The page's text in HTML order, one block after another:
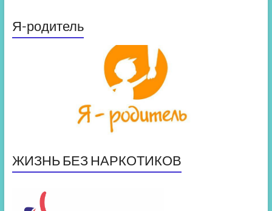
Я-родитель
ЖИЗНЬ БЕЗ НАРКОТИКОВ